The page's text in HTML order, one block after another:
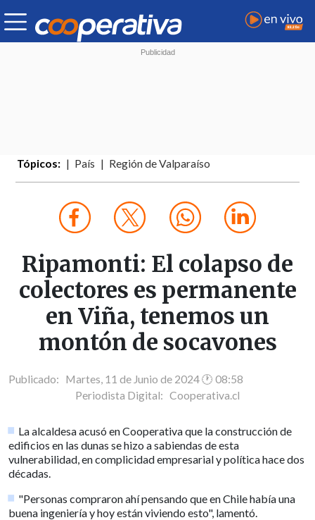
Tópicos: País Región de Valparaíso
Ripamonti: El colapso de
colectores es permanente
en Viña, tenemos un
montón de socavones
Publicado: Martes, 11 de Junio de 2024 🕐 08:58
Periodista Digital: Cooperativa.cl
La alcaldesa acusó en Cooperativa que la construcción de
edificios en las dunas se hizo a sabiendas de esta
vulnerabilidad, en complicidad empresarial y política hace dos
décadas.
"Personas compraron ahí pensando que en Chile había una
buena ingeniería y hoy están viviendo esto", lamentó.